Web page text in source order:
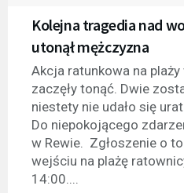
Kolejna tragedia nad
utonął mężczyzna
Akcja ratunkowa na
zaczęły tonąć. Dwie
niestety nie udało się
Do niepokojącego
w Rewie. Zgłoszenie o
wejściu na plażę
14:00....